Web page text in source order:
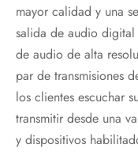
mayor calidad y una
salida de audio
de audio de alta
par de transmisiones
los clientes escuchar
transmitir desde una
y dispositivos